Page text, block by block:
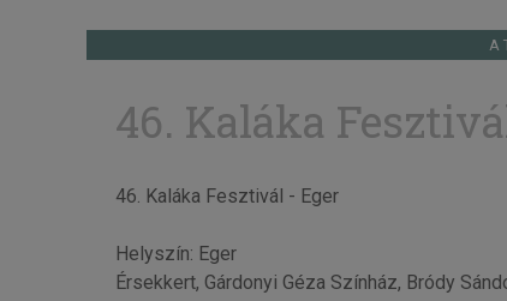
A
46. Kaláka
46. Kaláka Fesztivál - Eger
Helyszín: Eger
Érsekkert, Gárdonyi Géza Színház, Bródy